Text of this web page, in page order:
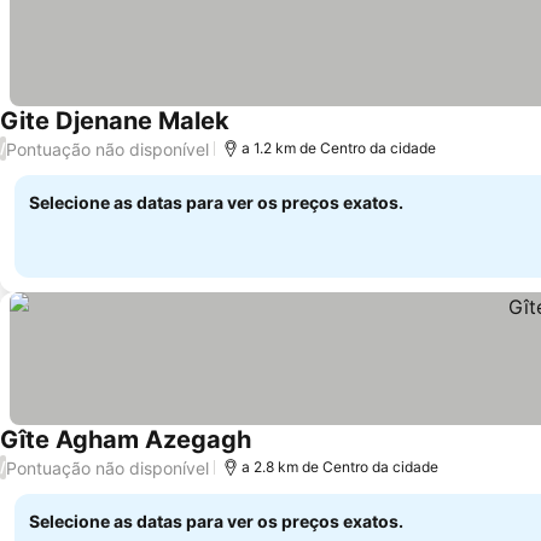
Gite Djenane MalekVer preços
/Pontuação não disponível a 1.2 km de Centro da cidade
Selecione as datas para ver os preços exatos.
Gîte Agham AzegaghVer preços
/Pontuação não disponível a 2.8 km de Centro da cidade
Selecione as datas para ver os preços exatos.